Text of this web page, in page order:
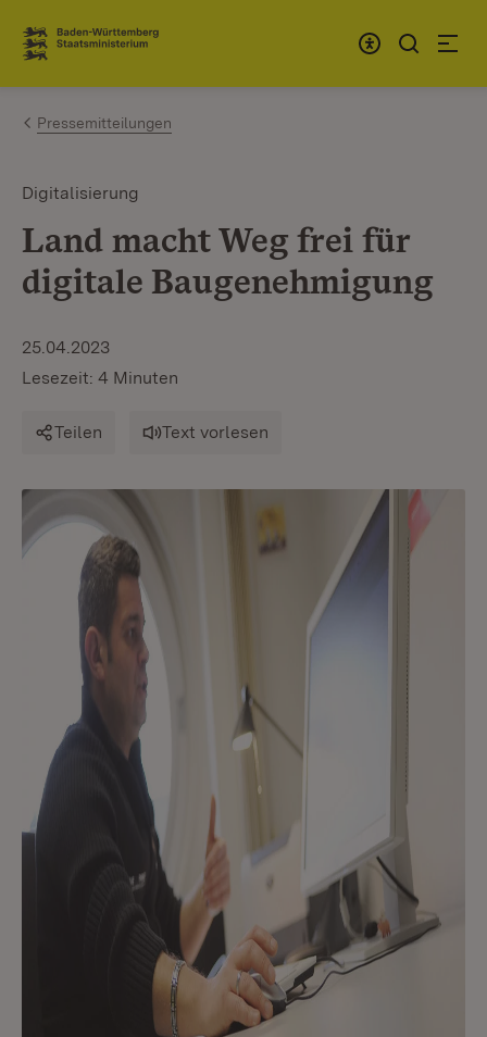
Zum Inhalt springen
Link zur Startseite
Pressemitteilungen
Digitalisierung
Land macht Weg frei für
digitale Baugenehmigung
25.04.2023
Lesezeit: 4 Minuten
Teilen Text vorlesen